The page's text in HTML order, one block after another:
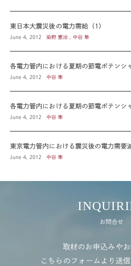
東日本大震災後の電力需給（1）
June 4, 2012 染野 憲治 , 中谷 隼
各電力管内における夏期の節電ポテンシ
June 4, 2012 中谷 隼
各電力管内における夏期の節電ポテンシ
June 4, 2012 中谷 隼
東京電力管内における震災後の電力需要
June 4, 2012 中谷 隼
お問合せ
取材のお申込みや
こちらのフォームより送信